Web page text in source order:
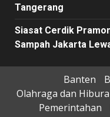
Tangerang
Siasat Cerdik
Sampah Jakarta
Banten
Olahraga dan
Pemerintahan